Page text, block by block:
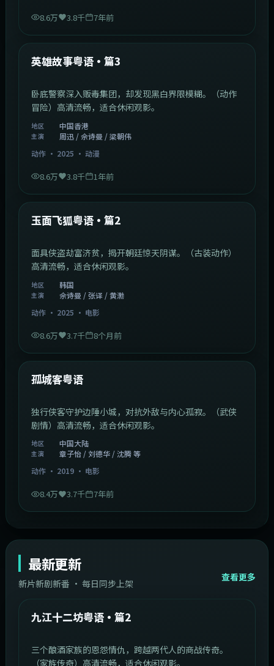
8.6万 3.8千 7年前
热门
英雄故事粤语·篇3
卧底警察深入贩毒集团，却发现黑白界限模糊。（动作
冒险）高清流畅，适合休闲观影。
地区 中国香港
主演
周迅 / 佘诗曼 / 梁朝伟
动作· 2025 · 动漫
8.6万 3.8千 1年前
热门
玉面飞狐粤语·篇2
面具侠盗劫富济贫，揭开朝廷惊天阴谋。（古装动作）
高清流畅，适合休闲观影。
地区 韩国
主演
佘诗曼 / 张译 / 黄渤
动作· 2025 · 电影
8.6万 3.7千 8个月前
热门
孤城客粤语
独行侠客守护边陲小城，对抗外敌与内心孤寂。（武侠
剧情）高清流畅，适合休闲观影。
地区 中国大陆
主演
章子怡 / 刘德华 / 沈腾 等
动作· 2019· 电影
8.4万 3.7千 7年前
最新更新
新片新剧新番 · 每日同步上架
查看更多
最新
中国大陆 1:20:26
九江十二坊粤语·篇2
三个酿酒家族的恩怨情仇，跨越两代人的商战传奇。
（家族传奇）高清流畅，适合休闲观影。